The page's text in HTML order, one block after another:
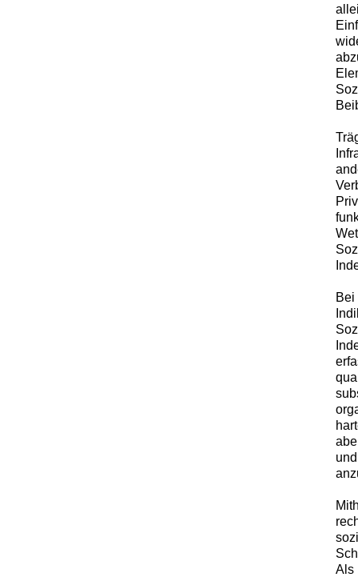
Bei
Als